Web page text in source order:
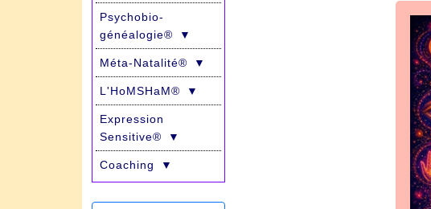
Psychobio­
généalogie®
▼
Méta-Natalité® ▼
L'HoMSHaM® ▼
Expression
Sensitive®
▼
Coaching ▼